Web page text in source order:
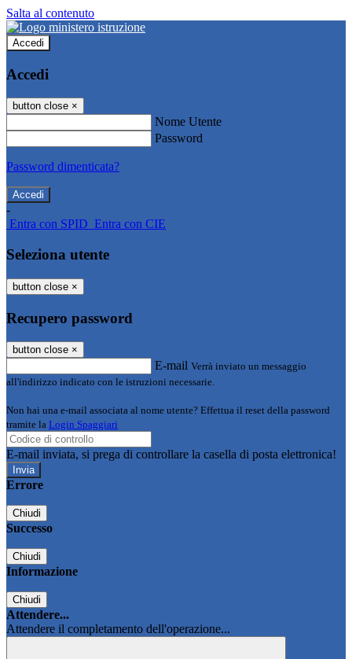
Salta al contenuto
Accedi
Accedi
button close ×
Nome Utente
Password
Password dimenticata?
-
Entra con SPID Entra con CIE
Seleziona utente
button close ×
Recupero password
button close ×
E-mail Verrà inviato un messaggio
all'indirizzo indicato con le istruzioni necessarie.
Non hai una e-mail associata al nome utente? Effettua il reset della password
tramite la Login Spaggiari
E-mail inviata, si prega di controllare la casella di posta elettronica!
Errore
Chiudi
Successo
Chiudi
Informazione
Chiudi
Attendere...
Attendere il completamento dell'operazione...